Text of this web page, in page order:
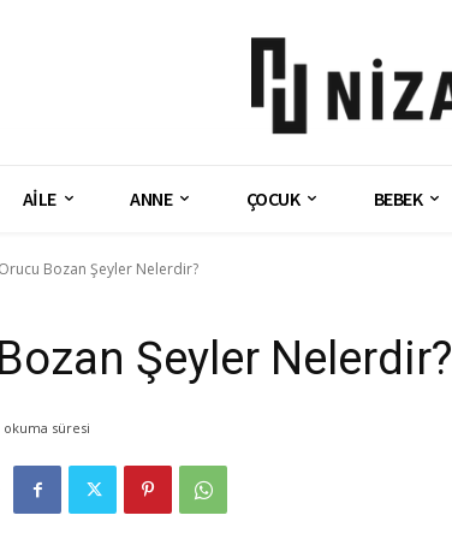
AİLE ANNE ÇOCUK BEBEK
Orucu Bozan Şeyler Nelerdir?
Şeyler Nelerdir?
okuma süresi